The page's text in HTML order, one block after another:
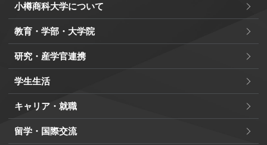
小樽商科大学について
教育・学部・大学院
研究・産学官連携
学生生活
キャリア・就職
留学・国際交流